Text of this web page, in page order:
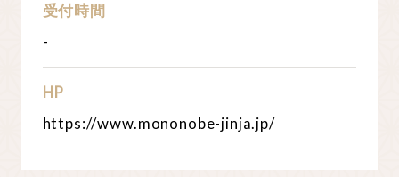
受付時間
-
HP
https://www.mononobe-jinja.jp/